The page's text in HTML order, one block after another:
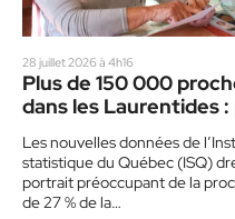
28 juillet 2026 à 4h16
Plus de 150 000
dans les Laurentides :
comme telle
Les nouvelles données de
statistique du Québec (ISQ)
portrait préoccupant de la
de 27 % de la…